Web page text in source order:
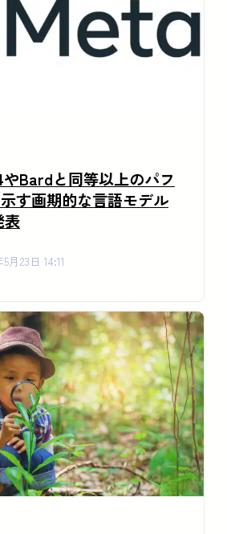
Bardと同等以上のパフ
す画期的な言語モデル
表
月23日 14:11